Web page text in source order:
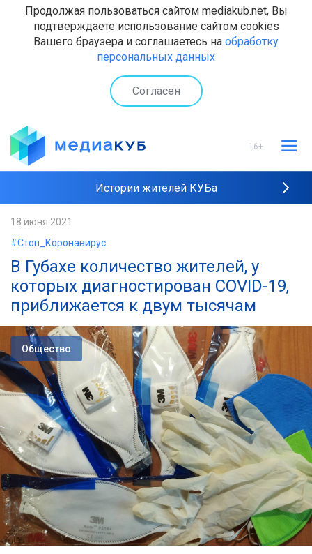
Продолжая пользоваться сайтом mediakub.net, Вы
подтверждаете использование сайтом cookies
Вашего браузера и соглашаетесь на обработку
персональных данных
Согласен
16+
Истории жителей КУБа
18 июня 2021
#Стоп_Коронавирус
В Губахе количество жителей, у
которых диагностирован COVID-19,
приближается к двум тысячам
Общество